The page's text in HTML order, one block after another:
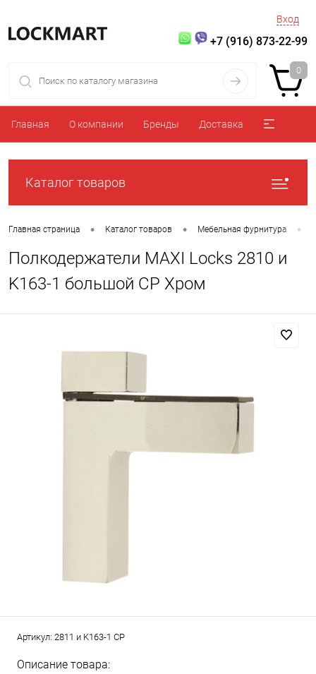
Вход
+7 (916) 873-22-99
0
Главная О компании Бренды Доставка
Каталог товаров
Главная страница • Каталог товаров • Мебельная фурнитура •
Полкодержатели MAXI Locks 2810 и
K163-1 большой CP Хром
Артикул: 2811 и K163-1 CP
Описание товара: